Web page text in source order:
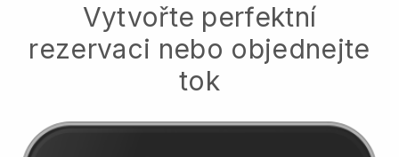
Vytvořte perfektní
rezervaci nebo objednejte
tok